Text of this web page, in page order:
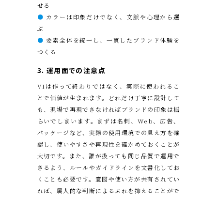
せる
● カラーは印象だけでなく、文脈や心理から選
ぶ
● 要素全体を統一し、一貫したブランド体験を
つくる
3. 運用面での注意点
VIは作って終わりではなく、実際に使われるこ
とで価値が生まれます。どれだけ丁寧に設計して
も、現場で再現できなければブランドの印象は揺
らいでしまいます。まずは名刺、Web、広告、
パッケージなど、実際の使用環境での見え方を確
認し、使いやすさや再現性を確かめておくことが
大切です。また、誰が扱っても同じ品質で運用で
きるよう、ルールやガイドラインを文書化してお
くことも必要です。意図や使い方が共有されてい
れば、属人的な判断によるぶれを抑えることがで